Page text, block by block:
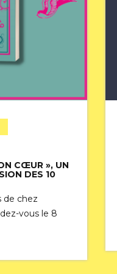
CŒUR », UN
DES 10
de chez
vous le 8